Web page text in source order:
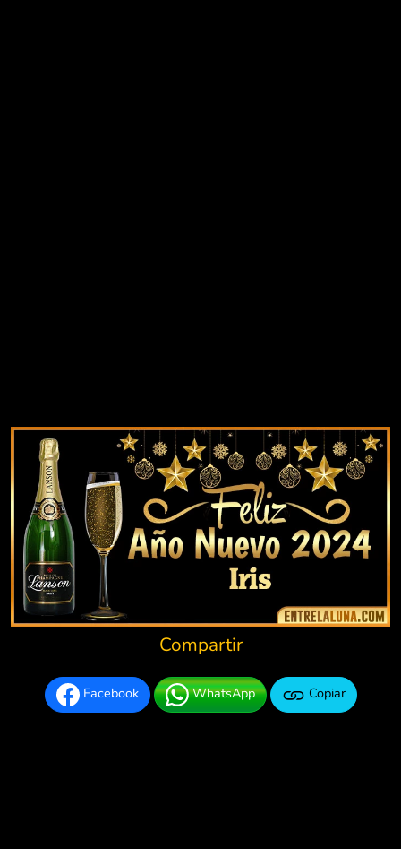
Compartir
Facebook WhatsApp Copiar